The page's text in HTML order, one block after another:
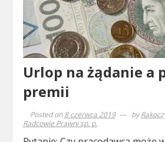
Urlop na żądanie a
premii
Posted on8 czerwca 2019 by
Radcowie Prawni sp. p.